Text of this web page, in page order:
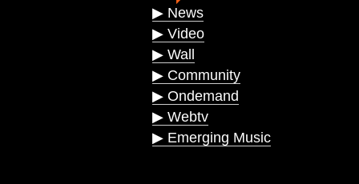
▶ News
▶ Video
▶ Wall
▶ Community
▶ Ondemand
▶ Webtv
▶ Emerging Music